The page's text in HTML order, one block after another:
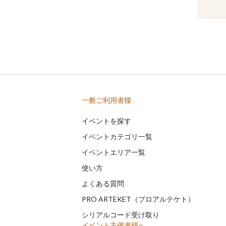
一般ご利用者様
イベントを探す
イベントカテゴリ一覧
イベントエリア一覧
使い方
よくある質問
PRO ARTEKET（プロアルテケト）
シリアルコード受け取り